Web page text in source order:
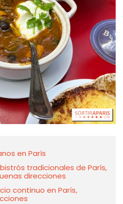
en París
tradicionales de París,
direcciones
continuo en París,